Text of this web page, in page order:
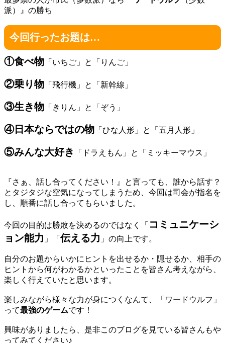
派）』の勝ち
今回行ったお題は…
①食べ物 「いちご」と「りんご」
②乗り物 「飛行機」と「新幹線」
③生き物 「きりん」と「ぞう」
④日本ならではの物 「ひな人形」と「五月人形」
⑤みんな大好き 「ドラえもん」と「ミッキーマウス」
『さぁ、話し合ってください！』と言っても、誰から話す？
とタジタジな空気になってしまうため、今回は司会が指名を
し、順番に話し合ってもらいました。
今回の目的は勝敗を決めるのではなく「 コミュニケーシ
ョン能力 」「伝える力 」の向上です。
自分のお題からいかにヒントを出せるか・隠せるか、相手の
ヒントから何がわかるかといったことを皆さん考えながら、
楽しく行えていたと思います。
楽しみながら様々な力が身につくなんて、「ワードウルフ」
って最強のゲームです！
興味がありましたら、是非このブログを見ている皆さんもや
ってみてください♪